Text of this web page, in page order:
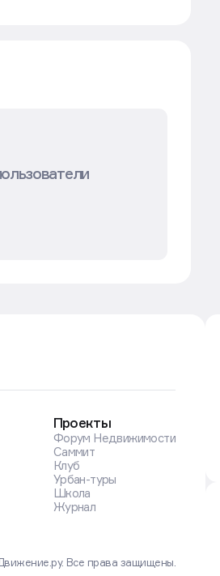
Проекты
Форум Недвижимости
Саммит
Клуб
Урбан-туры
Школа
Журнал
Все права защищены.